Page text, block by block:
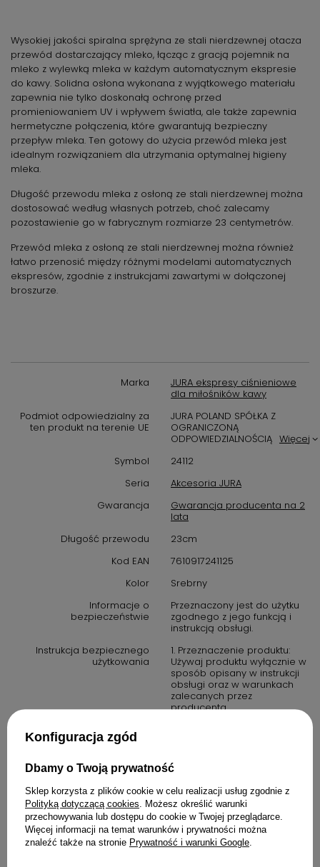
Wysokiej jakości spiralna sprężyna ze stali nierdzewnej otacza
przewód dostarczający mleko, łącząc z gracją pojemnik na
mleko z wylewką mleka w każdym automatycznym ekspresie
do kawy. Solidna osłona wykonana z wyjątkowego materiału
zapewnia nie tylko doskonałą ochronę przed
promieniowaniem UV i wpływem światła, ale także zapewnia
hermetyczne połączenia, które gwarantują bezpieczny
przepływ mleka. Ten gotowy do użycia przewód mleka jest
idealnym rozwiązaniem dla utrzymania optymalnej higieny
mleka.
Długość przewodu mleka z osłoną ze stali nierdzewnej można
dostosować według własnych potrzeb, choć zalecamy
pozostawienie go w fabrycznym rozmiarze 23 centymetrów.
Przewód mleka z osłoną ze stali nierdzewnej można również
łatwo przenosić między różnymi modelami automatycznych
ekspresów, zgodnie z instrukcjami zawartymi w dołączonej
broszurze.
Marka
JURA ekspresy ciśnieniowe
dla miłośników kawy
Podmiot odpowiedzialny za
ten produkt na terenie UE
JURA POLAND SPÓŁKA Z
OGRANICZONĄ
ODPOWIEDZIALNOŚCIĄ Więcej
Symbol
24112
Seria
Akcesoria JURA
Gwarancja
Gwarancja producenta na 2
lata
Długość przewodu
23cm
Kod EAN
7610917241125
Kolor
Srebrny
Informacje o
bezpieczeństwie
Przeznaczony jest do użytku
zgodnego z jego funkcją i
instrukcją obsługi.
Instrukcja bezpiecznego
użytkowania
1. Przeznaczenie produktu:
Używaj produktu wyłącznie w
sposób opisany w instrukcji
obsługi oraz w warunkach
zalecanych przez
producenta.
w instrukcji obsługi. Produkt
nie jest zabawką. Należy
zasięgiem dzieci, chyba że
instrukcja stanowi inaczej.
3. W przypadku produktów
elektrycznych: upewnij się, że
urządzenie jest podłączone
Konfiguracja zgód
Dbamy o Twoją prywatność
Sklep korzysta z plików cookie w celu realizacji usług zgodnie z
Polityką dotyczącą cookies . Możesz określić warunki
przechowywania lub dostępu do cookie w Twojej przeglądarce.
Więcej informacji na temat warunków i prywatności można
znaleźć także na stronie Prywatność i warunki Google